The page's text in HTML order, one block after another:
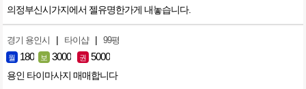
의정부신시가지에서 젤유명한가게 내놓습니다.
경기 용인시 | 타이샵 | 99평
월 180 보 3000 권 5000
용인 타이마사지 매매합니다